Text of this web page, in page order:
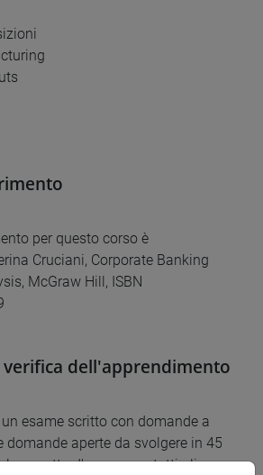
per questo corso è
Cruciani, Corporate Banking
McGraw Hill, ISBN
dell'apprendimento
esame scritto con domande a
domande aperte da svolgere in 45
oggetto d'esame per tutti gli